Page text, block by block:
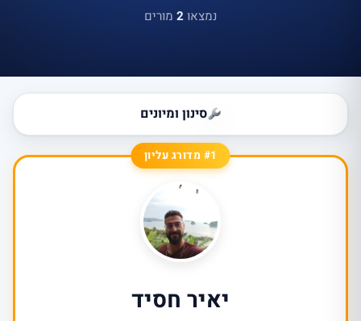
נמצאו2 מורים
סינון ומיונים
#1 מדורג עליון
יאיר חסיד